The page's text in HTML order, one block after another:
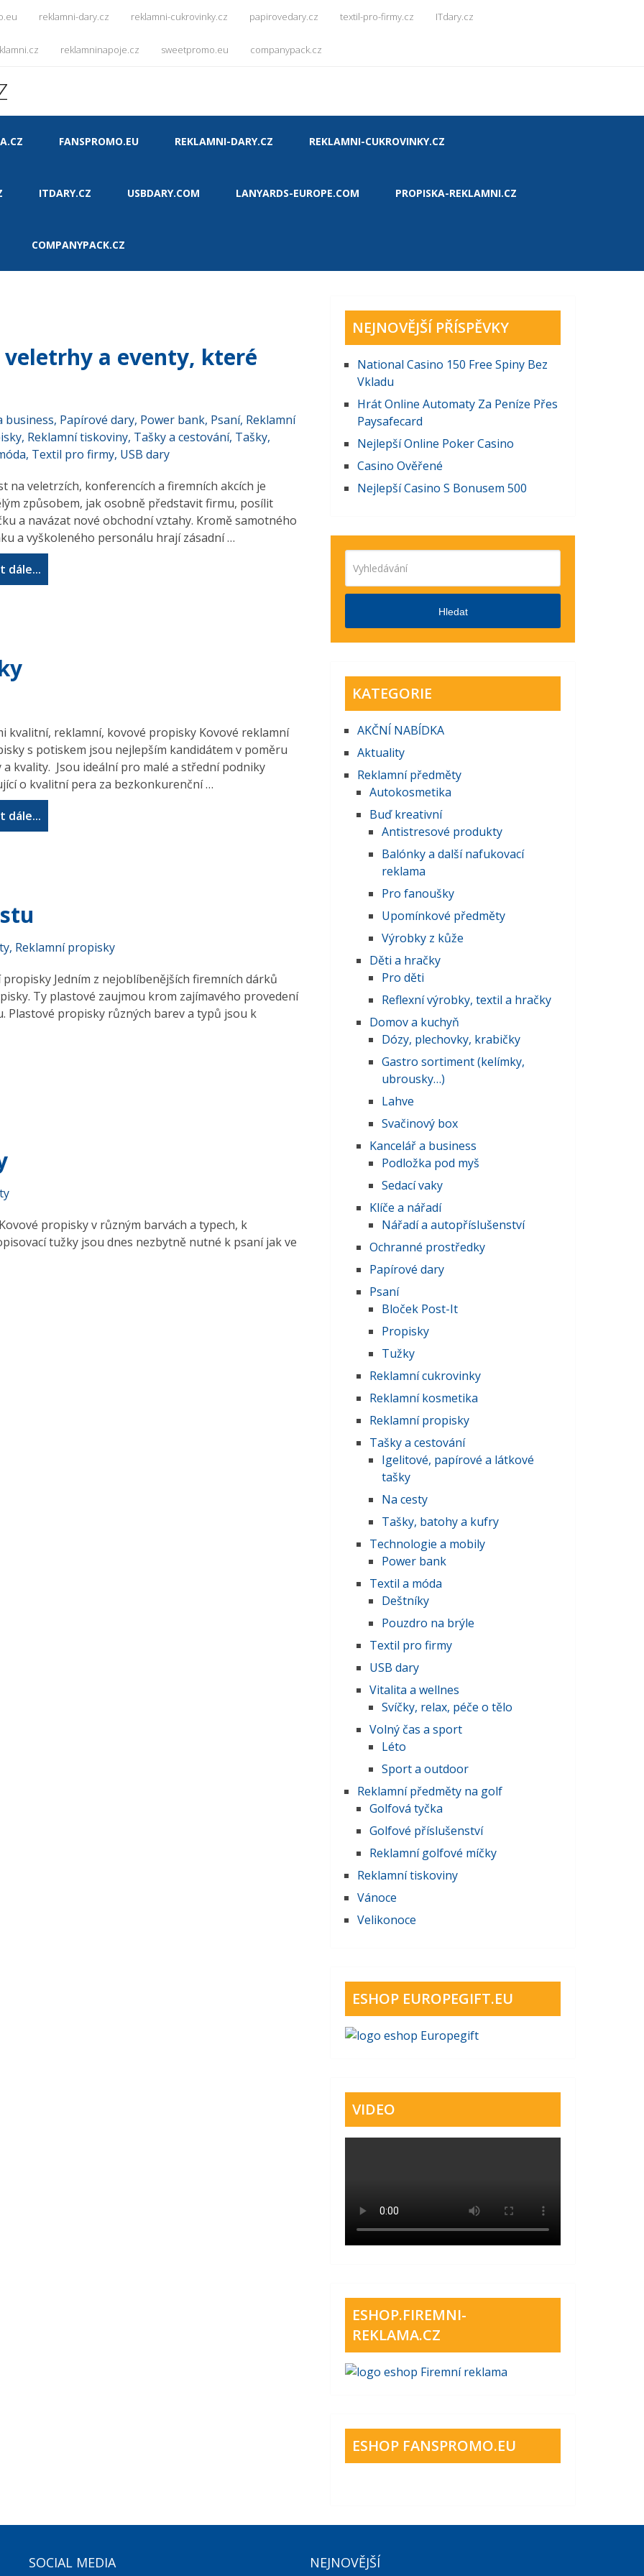
reklamni-dary.cz reklamni-cukrovinky.cz papirovedary.cz textil-pro-firmy.cz ITdary.cz
reklamninapoje.cz sweetpromo.eu companypack.cz
FANSPROMO.EU REKLAMNI-DARY.CZ REKLAMNI-CUKROVINKY.CZ
ITDARY.CZ USBDARY.COM LANYARDS-EUROPE.COM PROPISKA-REKLAMNI.CZ
COMPANYPACK.CZ
a eventy, které
business, Papírové dary, Power bank, Psaní, Reklamní
, Reklamní tiskoviny, Tašky a cestování, Tašky,
, Textil pro firmy, USB dary
na veletrzích, konferencích a firemních akcích je
způsobem, jak osobně představit firmu, posílit
a navázat nové obchodní vztahy. Kromě samotného
a vyškoleného personálu hrají zásadní …
dále...
kvalitní, reklamní, kovové propisky Kovové reklamní
s potiskem jsou nejlepším kandidátem v poměru
a kvality. Jsou ideální pro malé a střední podniky
o kvalitní pera za bezkonkurenční …
dále...
, Reklamní propisky
Jedním z nejoblíbenějších firemních dárků
Ty plastové zaujmou krom zajímavého provedení
Plastové propisky různých barev a typů jsou k
propisky v různým barvách a typech, k
tužky jsou dnes nezbytně nutné k psaní jak ve
NEJNOVĚJŠÍ PŘÍSPĚVKY
National Casino 150 Free Spiny Bez
Vkladu
Hrát Online Automaty Za Peníze Přes
Paysafecard
Nejlepší Online Poker Casino
Casino Ověřené
Nejlepší Casino S Bonusem 500
Hledat
KATEGORIE
AKČNĺ NABĺDKA
Aktuality
Reklamní předměty
Autokosmetika
Buď kreativní
Antistresové produkty
Balónky a další nafukovací
reklama
Pro fanoušky
Upomínkové předměty
Výrobky z kůže
Děti a hračky
Pro děti
Reflexní výrobky, textil a hračky
Domov a kuchyň
Dózy, plechovky, krabičky
Gastro sortiment (kelímky,
ubrousky…)
Lahve
Svačinový box
Kancelář a business
Podložka pod myš
Sedací vaky
Klíče a nářadí
Nářadí a autopříslušenství
Ochranné prostředky
Papírové dary
Psaní
Bloček Post-It
Propisky
Tužky
Reklamní cukrovinky
Reklamní kosmetika
Reklamní propisky
Tašky a cestování
Igelitové, papírové a látkové
tašky
Na cesty
Tašky, batohy a kufry
Technologie a mobily
Power bank
Textil a móda
Deštníky
Pouzdro na brýle
Textil pro firmy
USB dary
Vitalita a wellnes
Svíčky, relax, péče o tělo
Volný čas a sport
Léto
Sport a outdoor
Reklamní předměty na golf
Golfová tyčka
Golfové příslušenství
Reklamní golfové míčky
Reklamní tiskoviny
Vánoce
Velikonoce
ESHOP EUROPEGIFT.EU
VIDEO
ESHOP.FIREMNI-
REKLAMA.CZ
ESHOP FANSPROMO.EU
SOCIAL MEDIA NEJNOVĚJŠÍ